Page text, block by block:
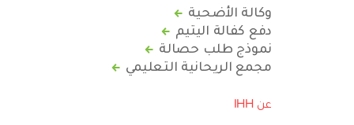
وكالة الأضحية
دفع كفالة اليتيم
نموذج طلب حصالة
مجمع الريحانية التعليمي
عن IHH